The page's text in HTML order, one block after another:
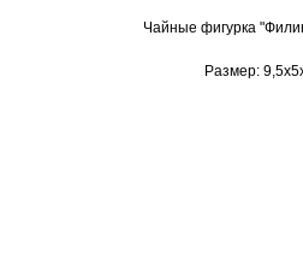
Чайные фигурка
Размер: